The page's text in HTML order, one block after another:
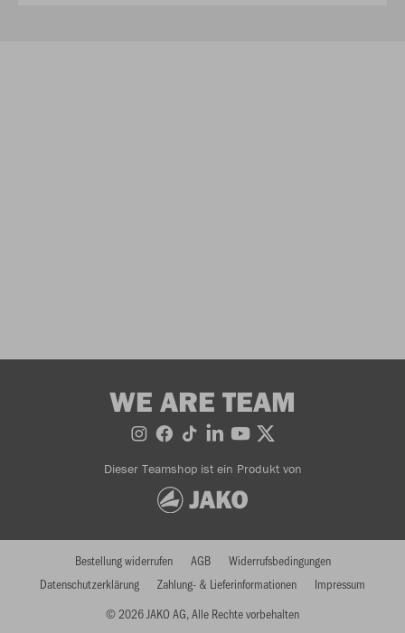
WE ARE TEAM
Dieser Teamshop ist ein Produkt von
© 2026 JAKO AG, Alle Rechte vorbehalten
Bestellung widerrufen AGB
Widerrufsbedingungen
Datenschutzerklärung
Zahlung- & Lieferinformationen Impressum